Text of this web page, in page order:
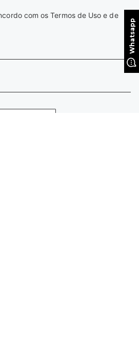
com os Termos de Uso e de